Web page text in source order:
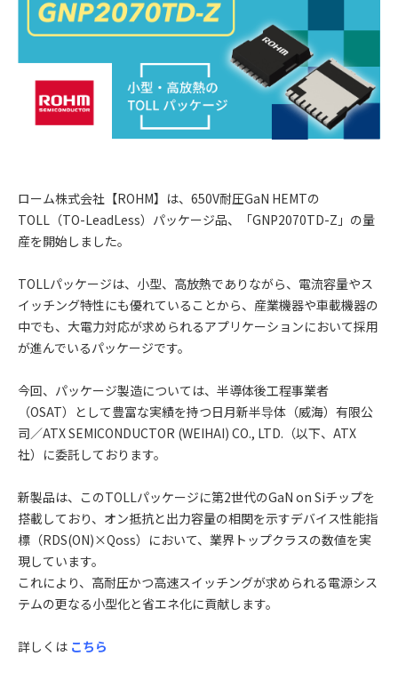
ローム株式会社【ROHM】は、650V耐圧GaN HEMTの
TOLL（TO-LeadLess）パッケージ品、「GNP2070TD-Z」の量
産を開始しました。
TOLLパッケージは、小型、高放熱でありながら、電流容量やス
イッチング特性にも優れていることから、産業機器や車載機器の
中でも、大電力対応が求められるアプリケーションにおいて採用
が進んでいるパッケージです。
今回、パッケージ製造については、半導体後工程事業者
（OSAT）として豊富な実績を持つ日月新半导体（威海）有限公
司／ATX SEMICONDUCTOR (WEIHAI) CO., LTD.（以下、ATX
社）に委託しております。
新製品は、このTOLLパッケージに第2世代のGaN on Siチップを
搭載しており、オン抵抗と出力容量の相関を示すデバイス性能指
標（RDS(ON)×Qoss）において、業界トップクラスの数値を実
現しています。
これにより、高耐圧かつ高速スイッチングが求められる電源シス
テムの更なる小型化と省エネ化に貢献します。
詳しくは こちら